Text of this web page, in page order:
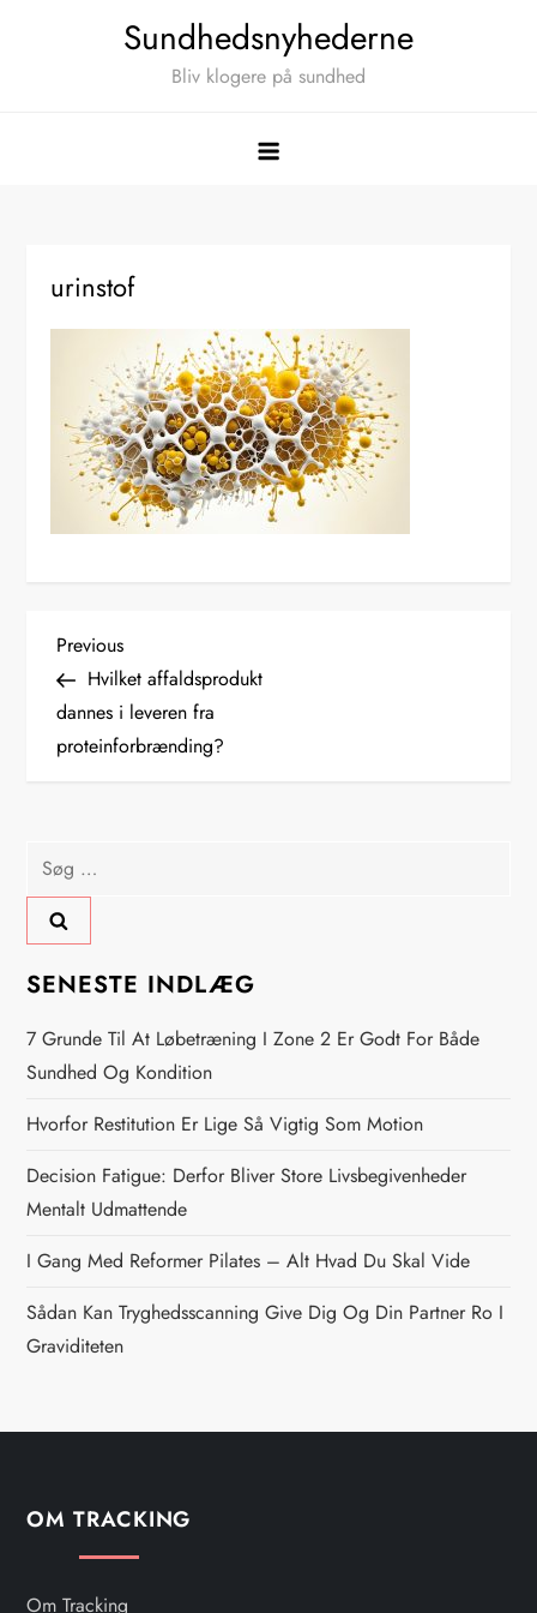
Sundhedsnyhederne
Bliv klogere på sundhed
urinstof
I
n
d
æ
g
s
n
a
v
i
g
a
i
o
Previous
Post
Previous
Hvilket affaldsprodukt
dannes i leveren fra
proteinforbrænding?
Søg
efter:
SENESTE INDLÆG
7 Grunde Til At Løbetræning I Zone 2 Er Godt For Både
Sundhed Og Kondition
Hvorfor Restitution Er Lige Så Vigtig Som Motion
Decision Fatigue: Derfor Bliver Store Livsbegivenheder
Mentalt Udmattende
I Gang Med Reformer Pilates – Alt Hvad Du Skal Vide
Sådan Kan Tryghedsscanning Give Dig Og Din Partner Ro I
Graviditeten
OM TRACKING
Om Tracking